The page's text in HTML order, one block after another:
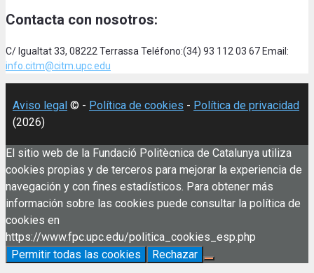
Contacta con nosotros:
C/ Igualtat 33, 08222 Terrassa Teléfono:(34) 93 112 03 67 Email:
info.citm@citm.upc.edu
Aviso legal © - Política de cookies - Política de privacidad
(2026)
El sitio web de la Fundació Politècnica de Catalunya utiliza
cookies propias y de terceros para mejorar la experiencia de
navegación y con fines estadísticos. Para obtener más
información sobre las cookies puede consultar la política de
cookies en
https://www.fpc.upc.edu/politica_cookies_esp.php
Permitir todas las cookies
Rechazar